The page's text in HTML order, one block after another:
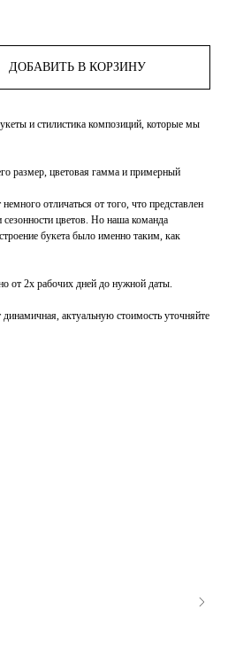
ДОБАВИТЬ В КОРЗИНУ
и стилистика композиций, которые мы
размер, цветовая гамма и примерный
отличаться от того, что представлен
цветов. Но наша команда
букета было именно таким, как
от 2х рабочих дней до нужной даты.
динамичная, актуальную стоимость уточняйте